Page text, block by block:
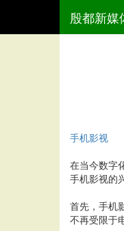
殷都新媒
手机影视
在当今数字
手机影视的
首先，手机
不再受限于